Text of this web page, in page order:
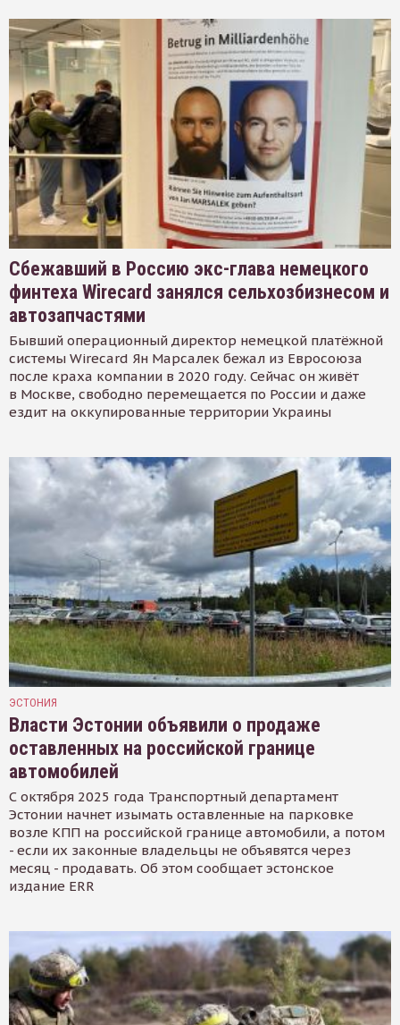
Сбежавший в Россию экс-глава немецкого
финтеха Wirecard занялся сельхозбизнесом и
автозапчастями
Бывший операционный директор немецкой платёжной
системы Wirecard Ян Марсалек бежал из Евросоюза
после краха компании в 2020 году. Сейчас он живёт
в Москве, свободно перемещается по России и даже
ездит на оккупированные территории Украины
ЭСТОНИЯ
Власти Эстонии объявили о продаже
оставленных на российской границе
автомобилей
С октября 2025 года Транспортный департамент
Эстонии начнет изымать оставленные на парковке
возле КПП на российской границе автомобили, а потом
- если их законные владельцы не объявятся через
месяц - продавать. Об этом сообщает эстонское
издание ERR